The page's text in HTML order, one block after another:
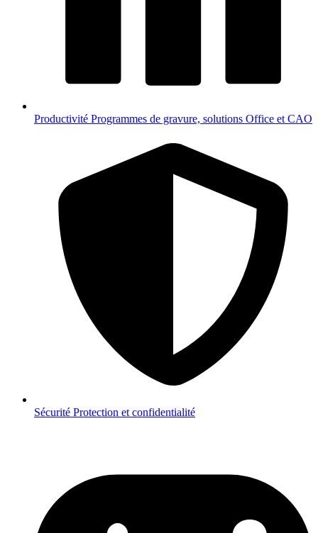
Productivité Programmes de gravure, solutions Office et CAO
Sécurité Protection et confidentialité